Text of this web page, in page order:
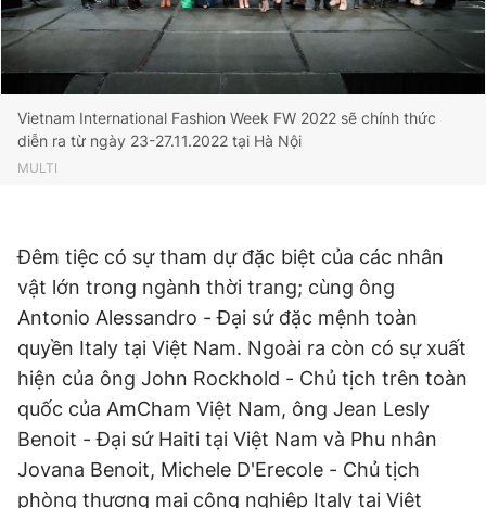
Vietnam International Fashion Week FW 2022 sẽ chính thức
diễn ra từ ngày 23-27.11.2022 tại Hà Nội
MULTI
Đêm tiệc có sự tham dự đặc biệt của các nhân
vật lớn trong ngành thời trang; cùng ông
Antonio Alessandro - Đại sứ đặc mệnh toàn
quyền Italy tại Việt Nam. Ngoài ra còn có sự xuất
hiện của ông John Rockhold - Chủ tịch trên toàn
quốc của AmCham Việt Nam, ông Jean Lesly
Benoit - Đại sứ Haiti tại Việt Nam và Phu nhân
Jovana Benoit, Michele D'Erecole - Chủ tịch
phòng thương mại công nghiệp Italy tại Việt